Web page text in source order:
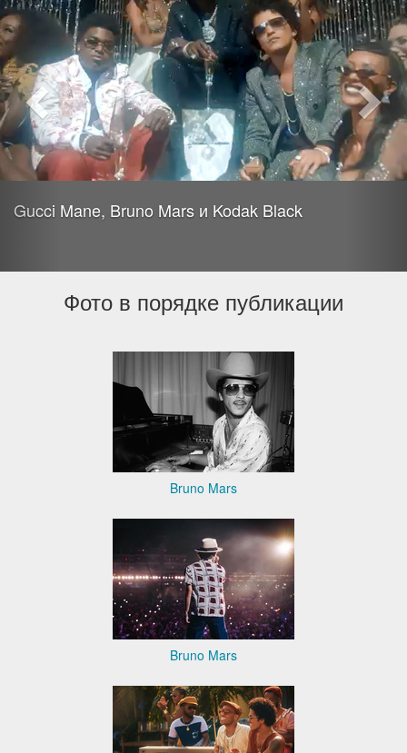
Gucci Mane, Bruno Mars и Kodak Black
Фото в порядке публикации
Bruno Mars
Bruno Mars